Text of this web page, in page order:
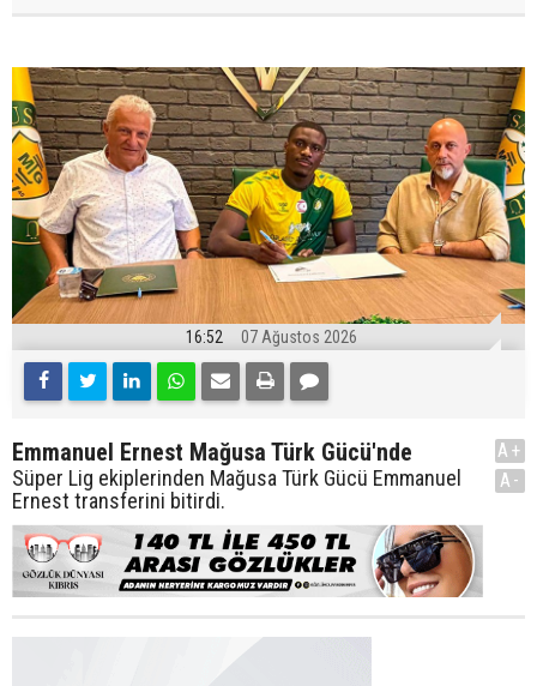
16:52 07 Ağustos 2026
Emmanuel Ernest Mağusa Türk Gücü'nde
Süper Lig ekiplerinden Mağusa Türk Gücü Emmanuel
Ernest transferini bitirdi.
A+
A-